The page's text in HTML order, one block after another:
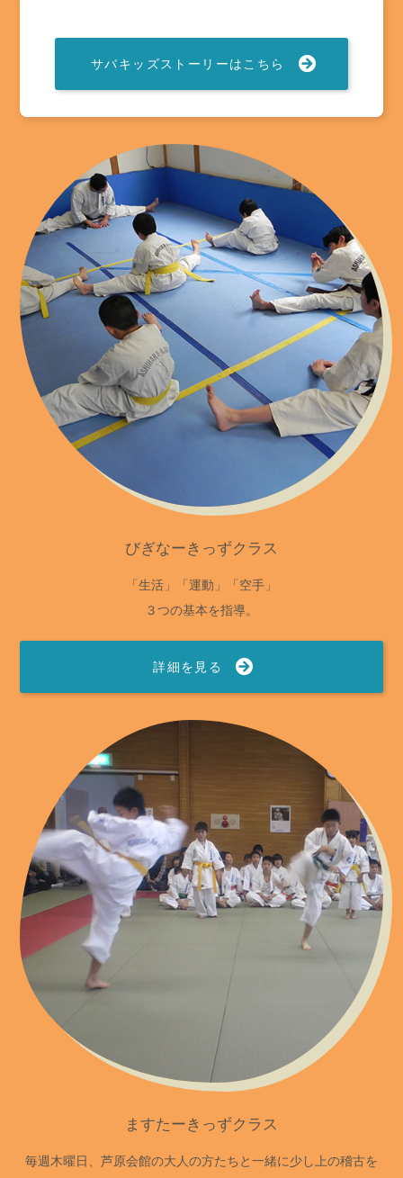
サバキッズストーリーはこちら
びぎなーきっずクラス
「生活」「運動」「空手」
３つの基本を指導。
詳細を見る
ますたーきっずクラス
毎週木曜日、芦原会館の大人の方たちと一緒に少し上の稽古を